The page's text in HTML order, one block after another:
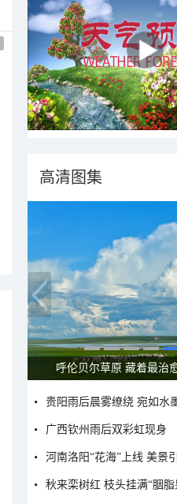
高清图集
呼伦贝尔草原 藏着最治
贵阳雨后晨雾缭绕 宛如水
广西钦州雨后双彩虹现身
河南洛阳“花海”上线 美景
秋来栾树红 枝头挂满“胭脂